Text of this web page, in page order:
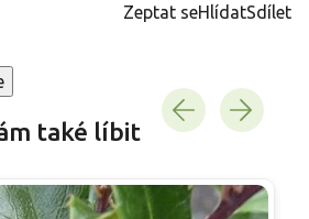
Zeptat seHlídatSdílet
také líbit